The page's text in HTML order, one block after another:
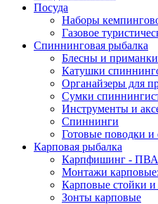
Посуда
Наборы
Газовое
Спиннинговая рыбалка
Блесны и приманки
Катушки
Органайзеры для
Сумки
Инструменты и
Спиннинги
Готовые поводки и
Карповая рыбалка
Карпфишинг - ПВА
Монтажи
Карповые стойки
Зонты карповые